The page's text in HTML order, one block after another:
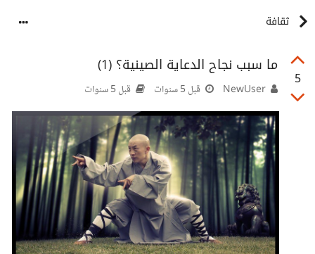
ثقافة
5
ما سبب نجاح الدعاية الصينية؟ (1)
قبل 5 سنوات قبل 5 سنوات